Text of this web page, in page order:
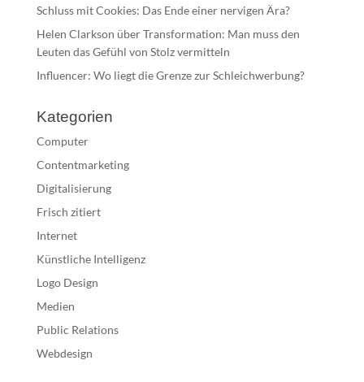
Schluss mit Cookies: Das Ende einer nervigen Ära?
Helen Clarkson über Transformation: Man muss den
Leuten das Gefühl von Stolz vermitteln
Influencer: Wo liegt die Grenze zur Schleichwerbung?
Kategorien
Computer
Contentmarketing
Digitalisierung
Frisch zitiert
Internet
Künstliche Intelligenz
Logo Design
Medien
Public Relations
Webdesign